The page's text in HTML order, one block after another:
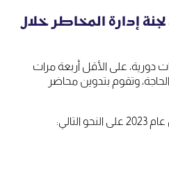
لجنة إدارة المخاطر خلال
دورية، على الأقل أربعة مرات
وتقوم بتدوين محاضر